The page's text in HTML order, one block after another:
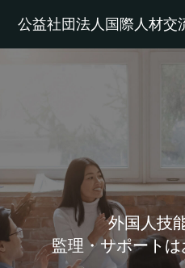
公益社団法人国際人材交
外国人技
監理・サポートは